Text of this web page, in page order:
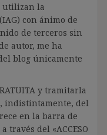
utilizan la
con ánimo de
de terceros sin
autor, me ha
blog únicamente
y tramitarla
indistintamente, del
en la barra de
través del «ACCESO